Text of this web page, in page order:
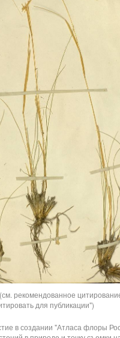
рекомендованное
для публикации")
в создании "Атласа флоры